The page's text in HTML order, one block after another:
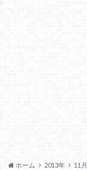
ホーム 2013年 11月